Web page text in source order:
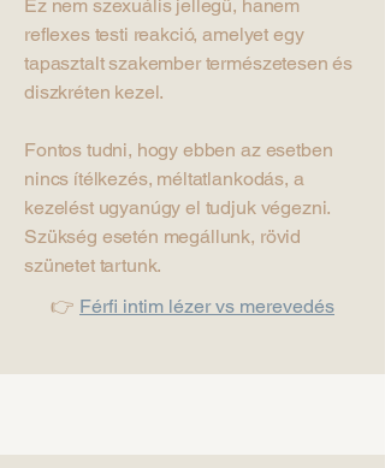
Ez nem szexuális jellegű, hanem
reflexes testi reakció, amelyet egy
tapasztalt szakember természetesen és
diszkréten kezel.
Fontos tudni, hogy ebben az esetben
nincs ítélkezés, méltatlankodás, a
kezelést ugyanúgy el tudjuk végezni.
Szükség esetén megállunk, rövid
szünetet tartunk.
👉 Férfi intim lézer vs merevedés